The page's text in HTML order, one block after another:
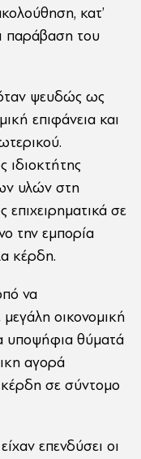
κατ’
παράβαση του
ψευδώς ως
επιφάνεια και
ιδιοκτήτης
υλών στη
επιχειρηματικά σε
την εμπορία
κέρδη.
να
οικονομική
υποψήφια θύματά
αγορά
σε σύντομο
επενδύσει οι